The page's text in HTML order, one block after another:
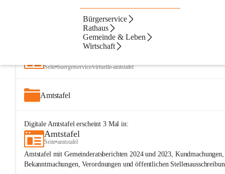
Bürgerservice
Rathaus
Gemeinde & Leben
Wirtschaft
Artikel Dateien
Seite•buergerservice/virtuelle-amtstafel
Amtstafel
Digitale Amtstafelerscheint 3Mal in:
Amtstafel
Seite•amtstafel
Amtstafel mit Gemeinderatsberichten 2024 und 2023,
Bekanntmachungen, Verordnungen und öffentlichen